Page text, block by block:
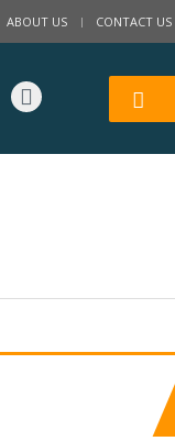
ABOUT US CONTACT US